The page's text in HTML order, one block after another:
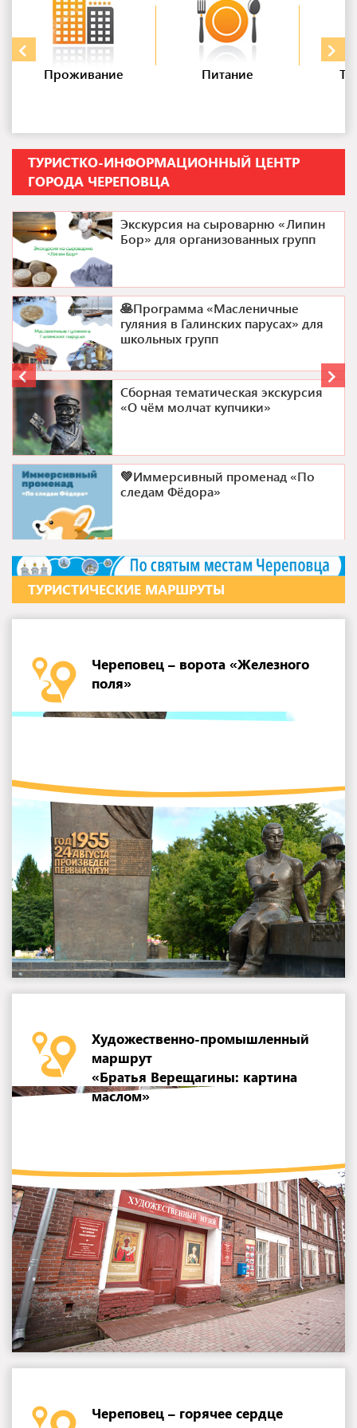
посетители познакомятся с родословием семей Резановых,
Кудрявых, Гальских, Шитовых, увидят подлинные вещи
из усадьбы «Горка» и «Куркино». Распечатанный
электронный билет необходимо показать на кассе.
По купленному билету Вы можете посетить экспозицию
в удобное для Вас время в соответствии с режимом
Проживание Питание
ТУРИСТКО-ИНФОРМАЦИОННЫЙ ЦЕНТР
ГОРОДА ЧЕРЕПОВЦА
Экскурсия на сыроварню «Липин
Бор» для организованных групп
🥞Программа «Масленичные
гуляния в Галинских парусах» для
школьных групп
Сборная тематическая экскурсия
«О чём молчат купчики»
💚Иммерсивный променад «По
следам Фёдора»
ТУРИСТИЧЕСКИЕ МАРШРУТЫ
Череповец – ворота «Железного
поля»
Художественно-промышленный
маршрут
«Братья Верещагины: картина
маслом»
Череповец – горячее сердце